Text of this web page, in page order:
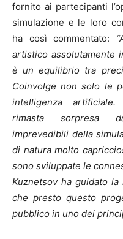
fornito ai partecipanti
simulazione e le loro
ha così commentato:
artistico assolutamente
è un equilibrio tra
Coinvolge non solo le
intelligenza artificiale.
rimasta sorpresa
imprevedibili della
di natura molto
sono sviluppate le
Kuznetsov ha guidato
che presto questo
pubblico in uno dei